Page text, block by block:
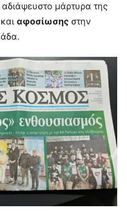
μάρτυρα της
και αφοσίωσης στην